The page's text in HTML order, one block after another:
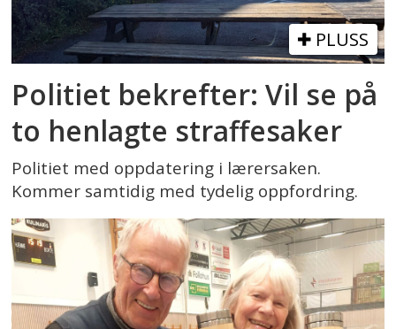
PLUSS
Politiet bekrefter: Vil se på
to henlagte straffesaker
Politiet med oppdatering i lærersaken.
Kommer samtidig med tydelig oppfordring.